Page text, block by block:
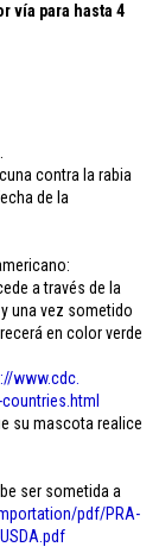
vía para hasta 4
contra la rabia
de la
a través de la
una vez sometido
en color verde
www.cdc.
countries.html
su mascota realice
ser sometida a
pdf/PRA-